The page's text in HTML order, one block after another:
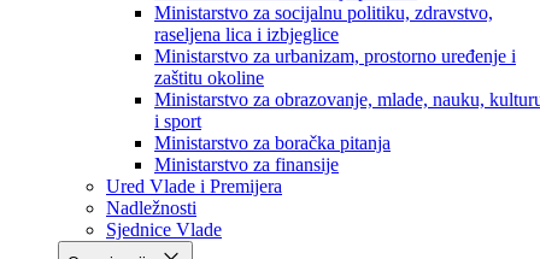
Ministarstvo za privredu
Ministarstvo za pravosuđe, upravu i radne odnose
Ministarstvo za unutrašnje poslove
Ministarstvo za socijalnu politiku, zdravstvo,
raseljena lica i izbjeglice
Ministarstvo za urbanizam, prostorno uređenje i
zaštitu okoline
Ministarstvo za obrazovanje, mlade, nauku,
i sport
Ministarstvo za boračka pitanja
Ministarstvo za finansije
Ured Vlade i Premijera